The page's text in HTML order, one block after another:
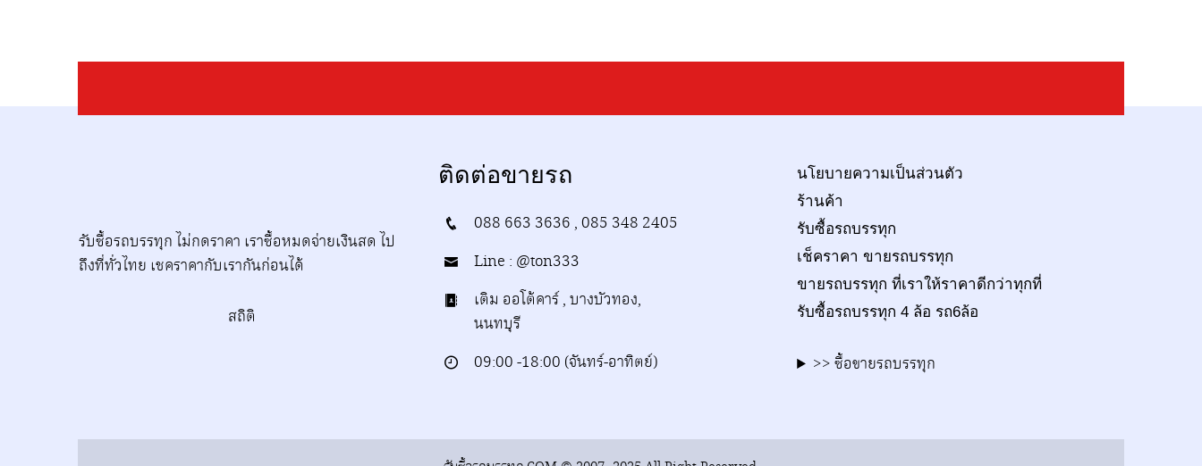
รับซื้อรถบรรทุก ไม่กดราคา เราซื้อหมดจ่ายเงินสด ไป
ถึงที่ทั่วไทย เชคราคากับเรากันก่อนได้‎
สถิติ
ติดต่อขายรถ
088 663 3636 , 085 348 2405
Line : @ton333
เติม ออโต้คาร์ , บางบัวทอง,
นนทบุรี
09:00 -18:00 (จันทร์-อาทิตย์)
นโยบายความเป็นส่วนตัว
ร้านค้า
รับซื้อรถบรรทุก
เช็คราคา ขายรถบรรทุก
ขายรถบรรทุก ที่เราให้ราคาดีกว่าทุกที่
รับซื้อรถบรรทุก 4 ล้อ รถ6ล้อ
>> ซื้อขายรถบรรทุก